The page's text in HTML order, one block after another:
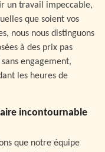
un travail impeccable,
que soient vos
nous nous distinguons
à des prix pas
engagement,
les heures de
incontournable
que notre équipe